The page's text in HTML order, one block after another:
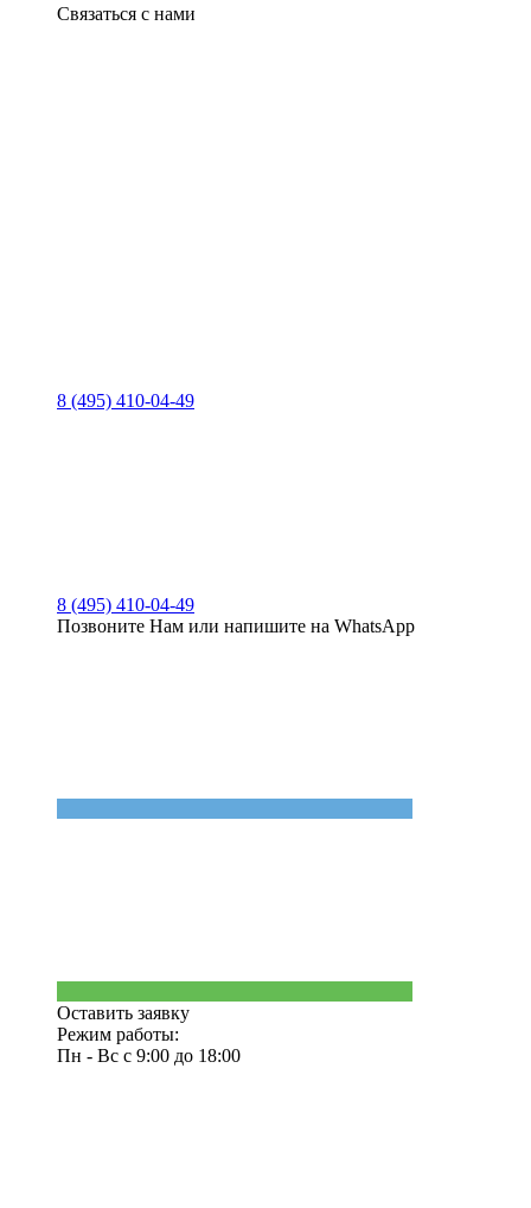
Связаться с нами
8 (495) 410-04-49
8 (495) 410-04-49
Позвоните Нам или напишите на WhatsApp
Оставить заявку
Режим работы:
Пн - Вс с 9:00 до 18:00